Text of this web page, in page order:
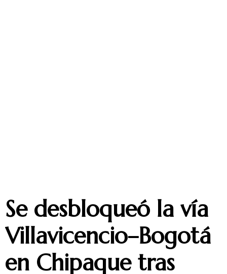
Se desbloqueó la vía
Villavicencio–Bogotá
en Chipaque tras